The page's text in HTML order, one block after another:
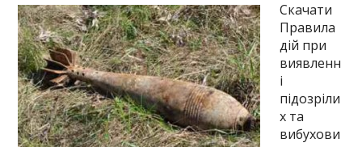
Скачати
Правила
дій при
виявленн
і
підозріли
х та
вибухови